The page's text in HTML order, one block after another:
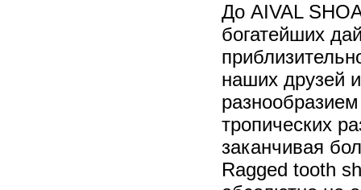
До АIVAL
богатейших
наших друзей
тропических
заканчивая
Ragged tooth